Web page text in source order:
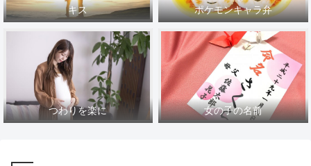
キス ポケモンキャラ弁
つわりを楽に 女の子の名前